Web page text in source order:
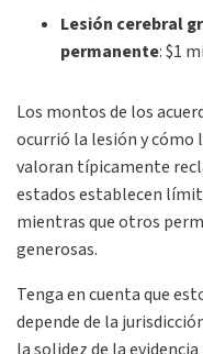
Lesión cerebral
permanente:$1
Los montos de los
ocurrió la lesión y cómo
valoran típicamente
estados establecen
mientras que otros
generosas.
Tenga en cuenta que
depende de la